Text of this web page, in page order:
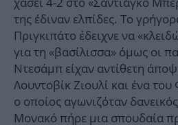
της έδιναν ελπίδες. Το
Πριγκιπάτο έδειχνε να
για τη «βασίλισσα» όμως οι
Ντεσάμπ είχαν αντίθετη
Λουντοβίκ Ζιουλί και ένα
ο οποίος αγωνιζόταν
Μονακό πήρε μια σπουδαία